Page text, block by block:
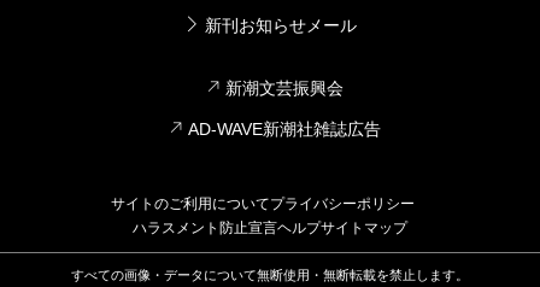
新刊お知らせメール
新潮文芸振興会
AD-WAVE新潮社雑誌広告
サイトのご利用についてプライバシーポリシー
ハラスメント防止宣言ヘルプサイトマップ
すべての画像・データについて無断使用・無断転載を禁止します。